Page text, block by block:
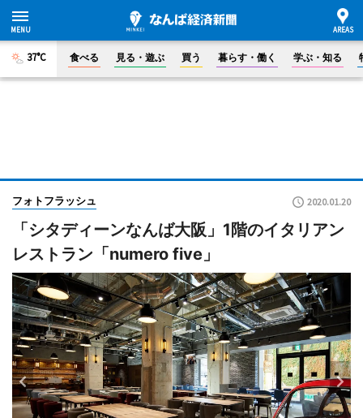
37°C 食べる 見る・遊ぶ 買う 暮らす・働く 学ぶ・知る
フォトフラッシュ 2020.01.20
「シタディーンなんば大阪」1階のイタリアン
レストラン「numero five」